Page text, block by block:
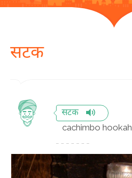
सटक
सटक
cachimbo hookah